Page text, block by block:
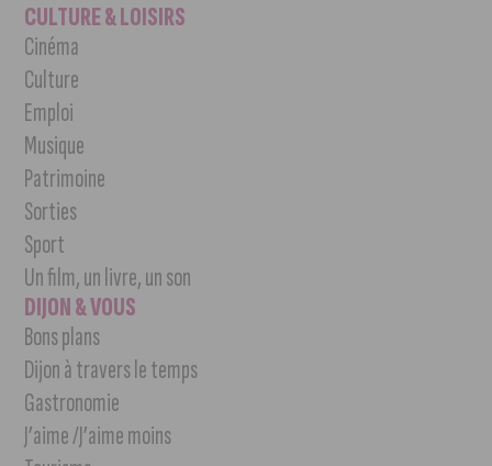
CULTURE & LOISIRS
Cinéma
Culture
Emploi
Musique
Patrimoine
Sorties
Sport
Un film, un livre, un son
DIJON & VOUS
Bons plans
Dijon à travers le temps
Gastronomie
J’aime /J’aime moins